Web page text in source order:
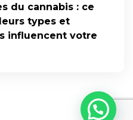
du cannabis : ce
types et
influencent votre